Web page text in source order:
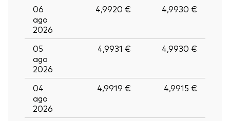
06
ago
2026
4,9920 € 4,9930 €
05
ago
2026
4,9931 € 4,9930 €
04
ago
2026
4,9919 € 4,9915 €